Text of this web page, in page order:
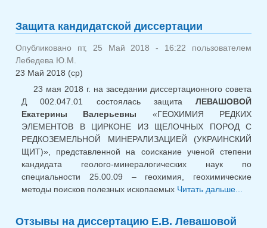
Защита кандидатской диссертации
Опубликовано пт, 25 Май 2018 - 16:22 пользователем
Лебедева Ю.М.
23 Май 2018 (ср)
23 мая 2018 г. на заседании диссертационного совета
Д 002.047.01 состоялась защита ЛЕВАШОВОЙ
Екатерины Валерьевны «ГЕОХИМИЯ РЕДКИХ
ЭЛЕМЕНТОВ В ЦИРКОНЕ ИЗ ЩЕЛОЧНЫХ ПОРОД С
РЕДКОЗЕМЕЛЬНОЙ МИНЕРАЛИЗАЦИЕЙ (УКРАИНСКИЙ
ЩИТ)», представленной на соискание ученой степени
кандидата геолого-минералогических наук по
специальности 25.00.09 – геохимия, геохимические
методы поисков полезных ископаемых Читать дальше...
Отзывы на диссертацию Е.В. Левашовой